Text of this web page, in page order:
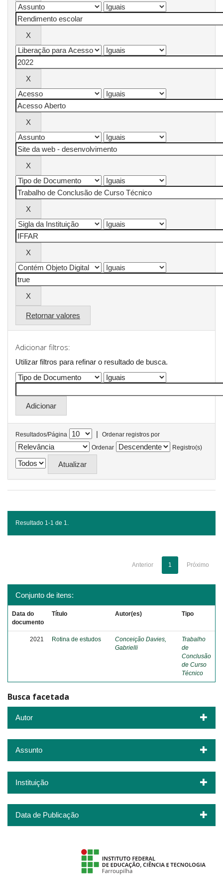
Retornar valores
Adicionar filtros:
Utilizar filtros para refinar o resultado de busca.
Resultados/Página |
Ordenar registros por
Ordenar
Registro(s)
Resultado 1-1 de 1.
Anterior 1 Próximo
Conjunto de itens:
Data do
documento
Título Autor(es) Tipo
2021 Rotina de estudos
Conceição Davies,
Gabrielli
Trabalho
de
Conclusão
de Curso
Técnico
Busca facetada
Autor
Assunto
Instituição
Data de Publicação